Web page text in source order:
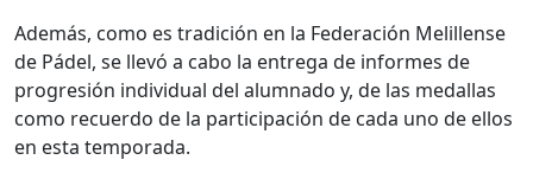
Además, como es tradición en la Federación Melillense
de Pádel, se llevó a cabo la entrega de informes de
progresión individual del alumnado y, de las medallas
como recuerdo de la participación de cada uno de ellos
en esta temporada.